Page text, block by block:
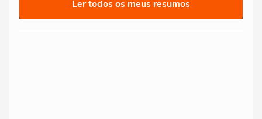
Ler todos os meus resumos